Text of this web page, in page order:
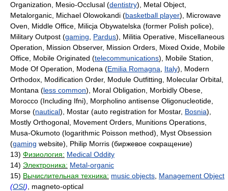
Organization, Mesio-Occlusal (dentistry), Metal Object,
Metalorganic, Michael Olowokandi (basketball player), Microwave
Oven, Middle Office, Milicja Obywatelska (former Polish police),
Military Outpost (gaming Pardus), Militia Operative, Miscellaneous
Operation, Mission Observer, Mission Orders, Mixed Oxide, Mobile
Office, Mobile Originated (telecommunications), Mobile Station,
Mode Of Operation, Modena (Emilia Romagna Italy), Modern
Orthodox, Modification Order, Module Outfitting, Molecular Orbital,
Montana (less common), Moral Obligation, Morbidly Obese,
Morocco (Including Ifni), Morpholino antisense Oligonucleotide,
Morse (nautical), Mostar (auto registration for Mostar, Bosnia),
Mostly Orthogonal, Movement Orders, Munitions Operations,
Musa-Okumoto (logarithmic Poisson method), Myst Obsession
(gaming website), Philip Morris (биржевое сокращение)
13) Физиология: Medical Oddity
14) Электроника: Metal-organic
15) Вычислительная техника: music objects Management Object
(OSI) , magneto-optical